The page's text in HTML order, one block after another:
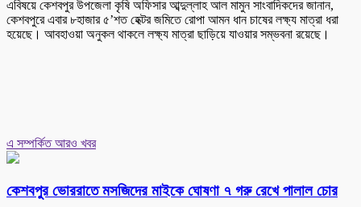
এবিষয়ে কেশবপুর উপজেলা কৃষি অফিসার আব্দুল্লাহ আল মামুন সাংবাদিকদের জানান,
কেশবপুরে এবার ৮হাজার ৫’শত হেক্টর জমিতে রোপা আমন ধান চাষের লক্ষ্য মাত্রা ধরা
হয়েছে। আবহাওয়া অনুকল থাকলে লক্ষ্য মাত্রা ছাড়িয়ে যাওয়ার সম্ভবনা রয়েছে।
এ সম্পর্কিত আরও খবর
কেশবপুর ভোররাতে মসজিদের মাইকে ঘোষণা ৭ গরু রেখে পালাল চোর